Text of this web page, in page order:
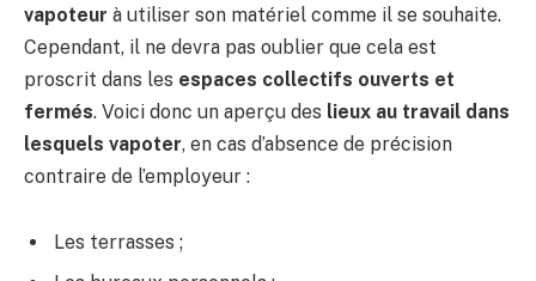
vapoteur à utiliser son matériel comme il se souhaite.
Cependant, il ne devra pas oublier que cela est
proscrit dans les espaces collectifs ouverts et
fermés. Voici donc un aperçu des lieux au travail dans
lesquels vapoter, en cas d’absence de précision
contraire de l’employeur :
Les terrasses ;